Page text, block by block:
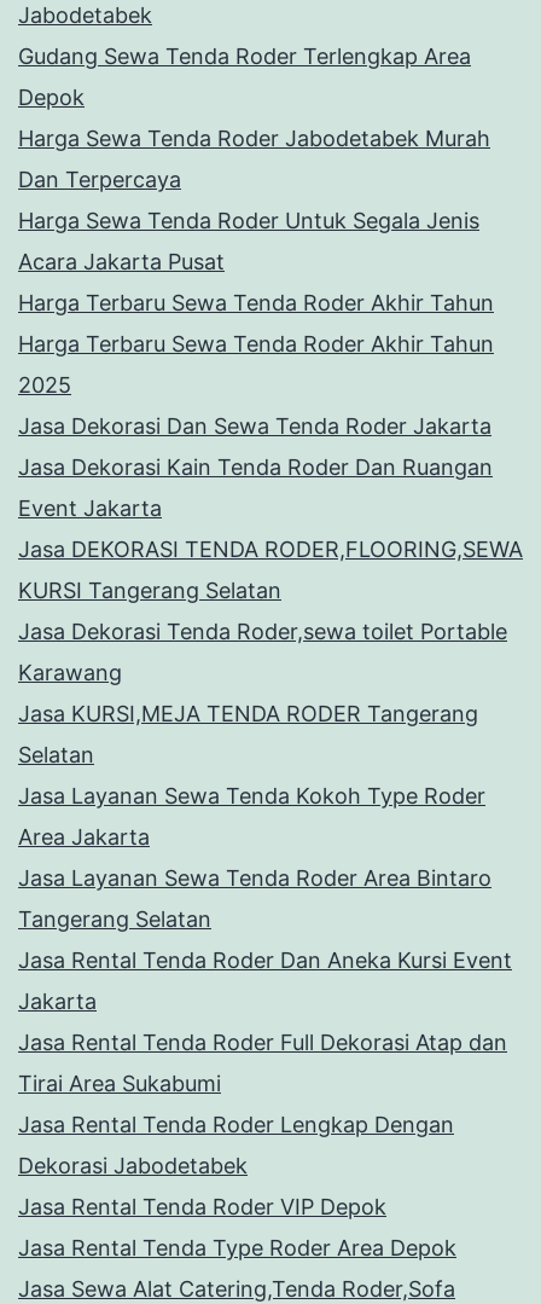
Jabodetabek
Gudang Sewa Tenda Roder Terlengkap Area
Depok
Harga Sewa Tenda Roder Jabodetabek Murah
Dan Terpercaya
Harga Sewa Tenda Roder Untuk Segala Jenis
Acara Jakarta Pusat
Harga Terbaru Sewa Tenda Roder Akhir Tahun
Harga Terbaru Sewa Tenda Roder Akhir Tahun
2025
Jasa Dekorasi Dan Sewa Tenda Roder Jakarta
Jasa Dekorasi Kain Tenda Roder Dan Ruangan
Event Jakarta
Jasa DEKORASI TENDA RODER,FLOORING,SEWA
KURSI Tangerang Selatan
Jasa Dekorasi Tenda Roder,sewa toilet Portable
Karawang
Jasa KURSI,MEJA TENDA RODER Tangerang
Selatan
Jasa Layanan Sewa Tenda Kokoh Type Roder
Area Jakarta
Jasa Layanan Sewa Tenda Roder Area Bintaro
Tangerang Selatan
Jasa Rental Tenda Roder Dan Aneka Kursi Event
Jakarta
Jasa Rental Tenda Roder Full Dekorasi Atap dan
Tirai Area Sukabumi
Jasa Rental Tenda Roder Lengkap Dengan
Dekorasi Jabodetabek
Jasa Rental Tenda Roder VIP Depok
Jasa Rental Tenda Type Roder Area Depok
Jasa Sewa Alat Catering,Tenda Roder,Sofa